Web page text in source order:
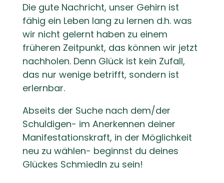
Die gute Nachricht, unser Gehirn ist
fähig ein Leben lang zu lernen d.h. was
wir nicht gelernt haben zu einem
früheren Zeitpunkt, das können wir jetzt
nachholen. Denn Glück ist kein Zufall,
das nur wenige betrifft, sondern ist
erlernbar.
Abseits der Suche nach dem/der
Schuldigen- im Anerkennen deiner
Manifestationskraft, in der Möglichkeit
neu zu wählen- beginnst du deines
Glückes SchmiedIn zu sein!